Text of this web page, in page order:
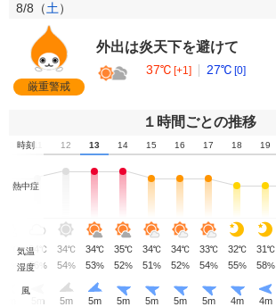
8/8（土）
厳重警戒
外出は炎天下を避けて
37℃ [+1] 27℃ [0]
１時間ごとの推移
時刻11 12 13 14 15 16 17 18 19
熱中症
気温
℃ 34 ℃ 34℃ 34℃ 35℃ 34℃ 34℃ 33℃ 32℃ 31℃
湿度
% 56 % 54% 53% 52% 51% 52% 54% 55% 58%
風
m 5m 5m 5m 5m 5m 5m 4m 4m